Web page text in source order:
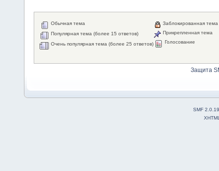
Обычная тема
Популярная тема (более 15 ответов)
Очень популярная тема (более 25 ответов)
Заблокированная тема
Прикрепленная тема
Голосование
Защита
SMF 2.0.19